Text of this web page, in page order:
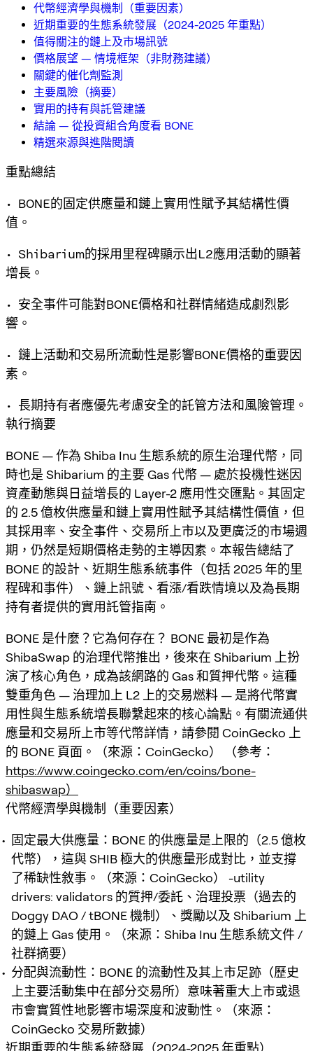
代幣經濟學與機制（重要因素）
近期重要的生態系統發展（2024-2025 年重點）
值得關注的鏈上及市場訊號
價格展望 — 情境框架（非財務建議）
關鍵的催化劑監測
主要風險（摘要）
實用的持有與託管建議
結論 — 從投資組合角度看 BONE
精選來源與進階閱讀
重點總結
• BONE的固定供應量和鏈上實用性賦予其結構性價
值。
• Shibarium的採用里程碑顯示出L2應用活動的顯著
增長。
• 安全事件可能對BONE價格和社群情緒造成劇烈影
響。
• 鏈上活動和交易所流動性是影響BONE價格的重要因
素。
• 長期持有者應優先考慮安全的託管方法和風險管理。
執行摘要
BONE — 作為 Shiba Inu 生態系統的原生治理代幣，同
時也是 Shibarium 的主要 Gas 代幣 — 處於投機性迷因
資產動態與日益增長的 Layer-2 應用性交匯點。其固定
的 2.5 億枚供應量和鏈上實用性賦予其結構性價值，但
其採用率、安全事件、交易所上市以及更廣泛的市場週
期，仍然是短期價格走勢的主導因素。本報告總結了
BONE 的設計、近期生態系統事件（包括 2025 年的里
程碑和事件）、鏈上訊號、看漲/看跌情境以及為長期
持有者提供的實用託管指南。
BONE 是什麼？它為何存在？ BONE 最初是作為
ShibaSwap 的治理代幣推出，後來在 Shibarium 上扮
演了核心角色，成為該網路的 Gas 和質押代幣。這種
雙重角色 — 治理加上 L2 上的交易燃料 — 是將代幣實
用性與生態系統增長聯繫起來的核心論點。有關流通供
應量和交易所上市等代幣詳情，請參閱 CoinGecko 上
的 BONE 頁面。（來源：CoinGecko） （參考：
https://www.coingecko.com/en/coins/bone-
shibaswap）
代幣經濟學與機制（重要因素）
固定最大供應量：BONE 的供應量是上限的（2.5 億枚
代幣），這與 SHIB 極大的供應量形成對比，並支撐
了稀缺性敘事。（來源：CoinGecko） -utility
drivers: validators 的質押/委託、治理投票（過去的
Doggy DAO / tBONE 機制）、獎勵以及 Shibarium 上
的鏈上 Gas 使用。（來源：Shiba Inu 生態系統文件 /
社群摘要）
分配與流動性：BONE 的流動性及其上市足跡（歷史
上主要活動集中在部分交易所）意味著重大上市或退
市會實質性地影響市場深度和波動性。（來源：
CoinGecko 交易所數據）
近期重要的生態系統發展（2024-2025 年重點）